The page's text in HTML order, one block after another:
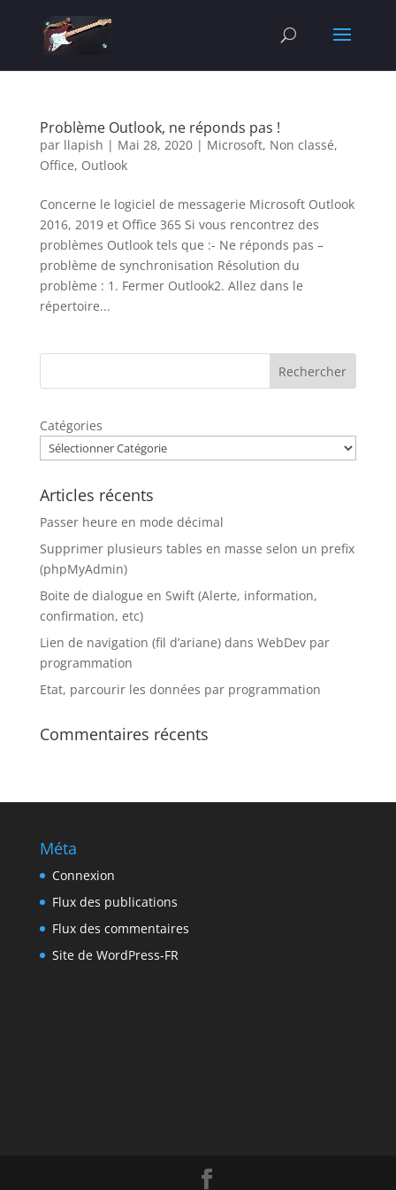
Problème Outlook, ne réponds pas !
par llapish | Mai 28, 2020| Microsoft, Non classé,
Office, Outlook
Concerne le logiciel de messagerie Microsoft Outlook
2016, 2019 et Office 365 Si vous rencontrez des
problèmes Outlook tels que :- Ne réponds pas –
problème de synchronisation Résolution du
problème : 1. Fermer Outlook2. Allez dans le
répertoire...
Catégories
Articles récents
Passer heure en mode décimal
Supprimer plusieurs tables en masse selon un prefix
(phpMyAdmin)
Boite de dialogue en Swift (Alerte, information,
confirmation, etc)
Lien de navigation (fil d’ariane) dans WebDev par
programmation
Etat, parcourir les données par programmation
Commentaires récents
Méta
Connexion
Flux des publications
Flux des commentaires
Site de WordPress-FR